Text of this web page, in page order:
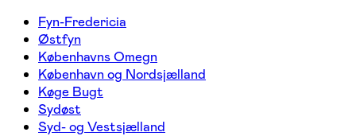
Fyn-Fredericia
Østfyn
Københavns Omegn
København og Nordsjælland
Køge Bugt
Sydøst
Syd- og Vestsjælland